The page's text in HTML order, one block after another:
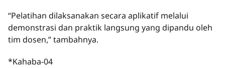
“Pelatihan dilaksanakan secara aplikatif melalui
demonstrasi dan praktik langsung yang dipandu oleh
tim dosen,” tambahnya.
*Kahaba-04